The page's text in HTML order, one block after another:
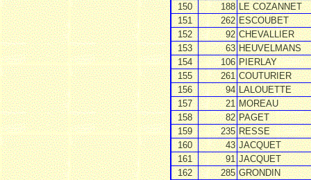
150
188 LE COZANNET
151
262 ESCOUBET
152
92 CHEVALLIER
153
63 HEUVELMANS
154
106 PIERLAY
155
261 COUTURIER
156
94 LALOUETTE
157
21 MOREAU
158
82 PAGET
159
235 RESSE
160
43 JACQUET
161
91 JACQUET
162
285 GRONDIN